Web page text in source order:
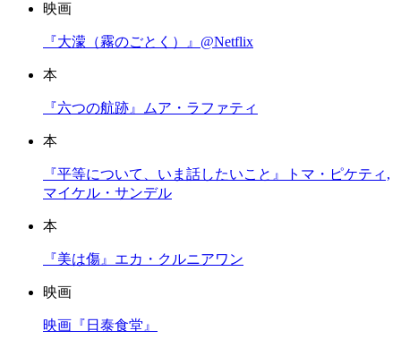
映画
『大濛（霧のごとく）』@Netflix
本
『六つの航跡』ムア・ラファティ
本
『平等について、いま話したいこと』トマ・ピケティ,
マイケル・サンデル
本
『美は傷』エカ・クルニアワン
映画
映画『日泰食堂』